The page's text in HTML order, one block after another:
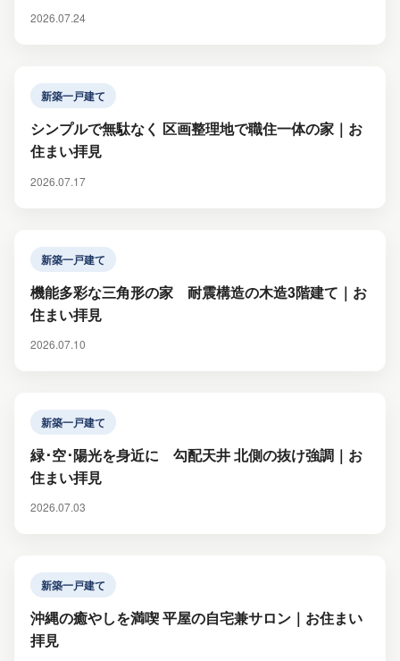
2026.07.24
新築一戸建て
シンプルで無駄なく 区画整理地で職住一体の家｜お
住まい拝見
2026.07.17
新築一戸建て
機能多彩な三角形の家 耐震構造の木造3階建て｜お
住まい拝見
2026.07.10
新築一戸建て
緑･空･陽光を身近に 勾配天井 北側の抜け強調｜お
住まい拝見
2026.07.03
新築一戸建て
沖縄の癒やしを満喫 平屋の自宅兼サロン｜お住まい
拝見